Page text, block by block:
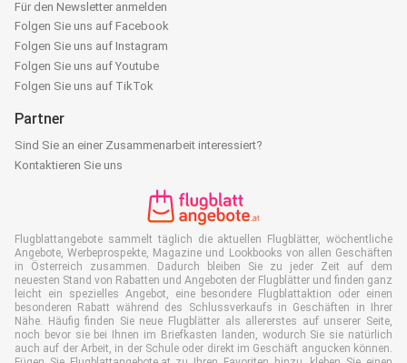
Für den Newsletter anmelden
Folgen Sie uns auf Facebook
Folgen Sie uns auf Instagram
Folgen Sie uns auf Youtube
Folgen Sie uns auf TikTok
Partner
Sind Sie an einer Zusammenarbeit interessiert?
Kontaktieren Sie uns
Flugblattangebote sammelt täglich die aktuellen Flugblätter, wöchentliche
Angebote, Werbeprospekte, Magazine und Lookbooks von allen Geschäften
in Österreich zusammen. Dadurch bleiben Sie zu jeder Zeit auf dem
neuesten Stand von Rabatten und Angeboten der Flugblätter und finden ganz
leicht ein spezielles Angebot, eine besondere Flugblattaktion oder einen
besonderen Rabatt während des Schlussverkaufs in Geschäften in Ihrer
Nähe. Häufig finden Sie neue Flugblätter als allererstes auf unserer Seite,
noch bevor sie bei Ihnen im Briefkasten landen, wodurch Sie sie natürlich
auch auf der Arbeit, in der Schule oder direkt im Geschäft angucken können.